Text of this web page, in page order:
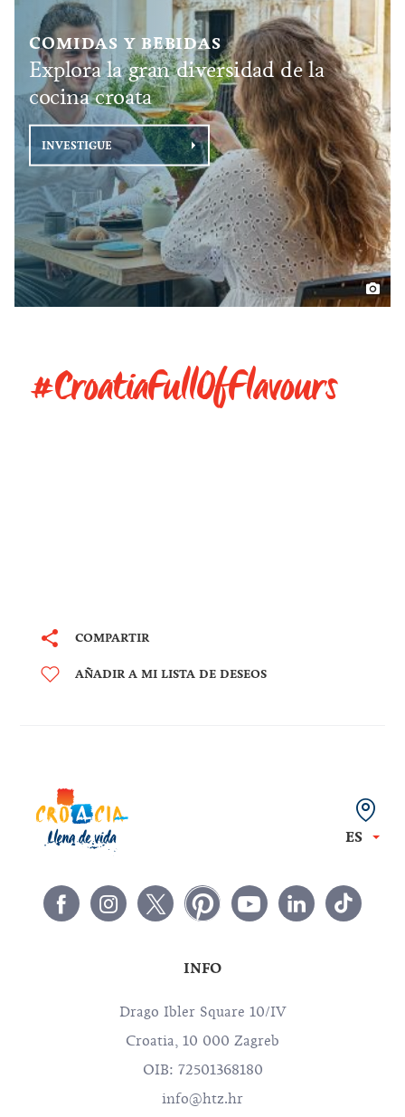
COMIDAS Y BEBIDAS
Explora la gran diversidad de la
cocina croata
INVESTIGUE
#CroatiaFullOfFlavours
COMPARTIR
AÑADIR A MI LISTA DE DESEOS
ES
INFO
Drago Ibler Square 10/IV
Croatia, 10 000 Zagreb
OIB: 72501368180
info@htz.hr